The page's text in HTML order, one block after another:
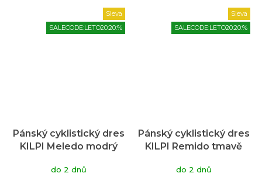
Sleva
SALECODE:LETO20:20:%
Pánský cyklistický dres
KILPI Meledo modrý
do 2 dnů
Sleva
SALECODE:LETO20:20:%
Pánský cyklistický dres
KILPI Remido tmavě
do 2 dnů